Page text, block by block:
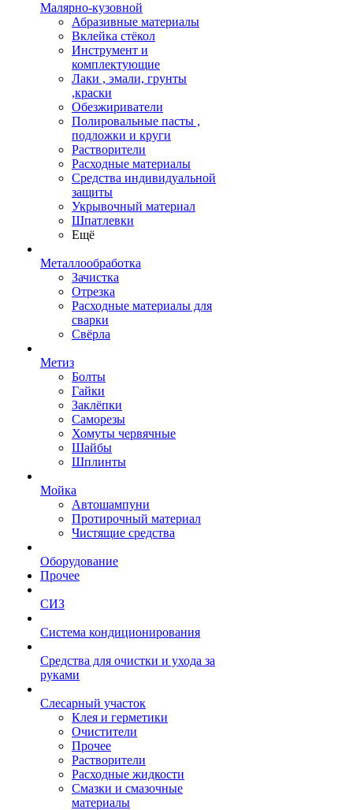
Малярно-кузовной
Абразивные материалы
Вклейка стёкол
Инструмент и
комплектующие
Лаки , эмали, грунты
,краски
Обезжириватели
Полировальные пасты ,
подложки и круги
Растворители
Расходные материалы
Средства индивидуальной
защиты
Укрывочный материал
Шпатлевки
Ещё
Металлообработка
Зачистка
Отрезка
Расходные материалы для
сварки
Свёрла
Метиз
Болты
Гайки
Заклёпки
Саморезы
Хомуты червячные
Шайбы
Шплинты
Мойка
Автошампуни
Протирочный материал
Чистящие средства
Оборудование
Прочее
СИЗ
Система кондиционирования
Средства для очистки и ухода за
руками
Слесарный участок
Клея и герметики
Очистители
Прочее
Растворители
Расходные жидкости
Смазки и смазочные
материалы